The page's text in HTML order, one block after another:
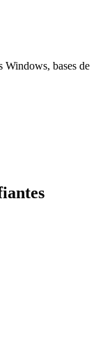
Windows, bases de